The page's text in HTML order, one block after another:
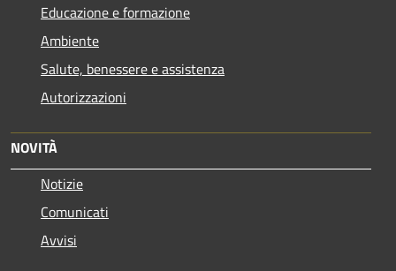
Educazione e formazione
Ambiente
Salute, benessere e assistenza
Autorizzazioni
NOVITÀ
Notizie
Comunicati
Avvisi